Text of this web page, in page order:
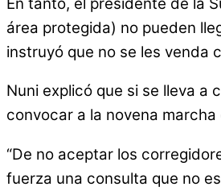
área protegida) no pueden
instruyó que no se les venda
Nuni explicó que si se lleva a
convocar a la novena
“De no aceptar los
fuerza una consulta que no